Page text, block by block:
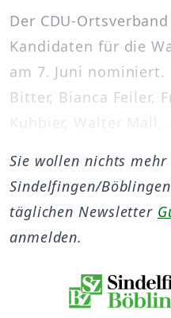
Der CDU-
Kandidaten für die
am 7. Juni nominiert.
Bitter, Bianca Feiler,
Kuhbier, Walter Mall,
Sie wollen nichts
Sindelfingen/
täglichen Newsletter
anmelden.